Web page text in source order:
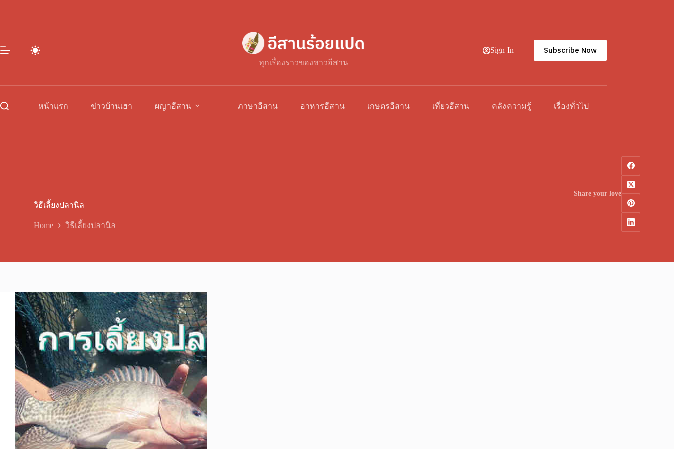
ทุกเรื่องราวของชาวอีสาน
Sign In Subscribe Now
หน้าแรก ข่าวบ้านเฮา ผญาอีสาน ภาษาอีสาน อาหารอีสาน เกษตรอีสาน เที่ยวอีสาน คลังความรู้ เรื่องทั่วไป
วิธีเลี้ยงปลานิล
Home วิธีเลี้ยงปลานิล
Share your love